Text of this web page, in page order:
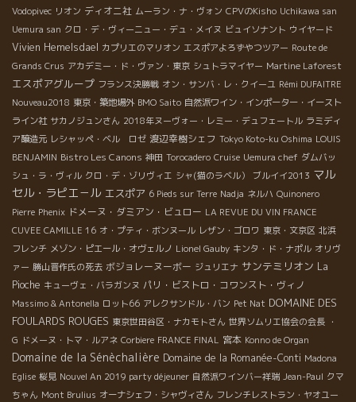
Vodopivec リオン ディオニ社 ムーラン・ナ・ヴォン CPVのKisho Uchikawa san
Uemura san クロ・デ・ヴィーニュー・デュ・メイヌ ビュイソナント ウイヤード
Vivien Hemelsdael カプリエのマリオン エスポアよろずやつツアー Route de
Grands Crus アカデミー・ド・ヴァン・東京 シュトラマイヤー Martine Laforest
エスポアグループ フランス決勝戦 オン・サンバ・レ・クイーユ Rémi DUFAITRE
Nouveau2018 東京・築地場外 BMO Saito 自然派ワイン・インポーター・イースト
ライン社 サカノジュンさん 2018年ヌーヴォー・レミー・デュフェートル ラミディ
ア醸造元 レシャッペ・ベル ロゼ 渡辺幸樹シェフ Tokyo Koto-ku Oshima LOUIS
BENJAMIN Bistro Les Canons 神田 Torocadero Cruise Uemura chef ダムバッ
シュ・ラ・ヴィル クロ・デ・ゾリヴィエ シャ(猫のラベル） ブルイイ2013 マル
セル・ラピエ－ル エスポア 6 Pieds sur Terre Nadja ネルハ Quinonero
Pierre Phenix ドメーヌ・ダミアン・ビュロー LA REVUE DU VIN FRANCE
CUVEE CAMILLE 16 オ・プティ・ボンヌール レザン・ゴロワ 東京・文京区 北浜
フレンチ メゾン・ピエール・オヴェルノ Lionel Gauby キンタ・ド・ナポル オリヴ
ァー 勝山晋作氏の死去 ボジョレーヌーボー ジュリエナ サンテミリオン La
Pioche キューヴェ・バラガンヌ パリ・ビストロ・コワンスト・ヴィノ
Massimo & Antonella ロット66 アレクサンドル・バン Pet Nat DOMAINE DES
FOULARDS ROUGES 東京世田谷区・ナカモトさん 世界ソムリエ協会の会長 ・
G ドメーヌ・トマ・ルアネ Corbiere FRANCE FINAL 宮本 Konno de Organ
Domaine de la Sénèchalière Domaine de la Romanée-Conti Madona
Eglise 桜見 Nouvel An 2019 party déjeuner 自然派ワインバー祥瑞 Jean-Paul クマ
ちゃん Mont Brulius オーナシェフ・シャヴィさん フレンチレストラン・ヤオユー